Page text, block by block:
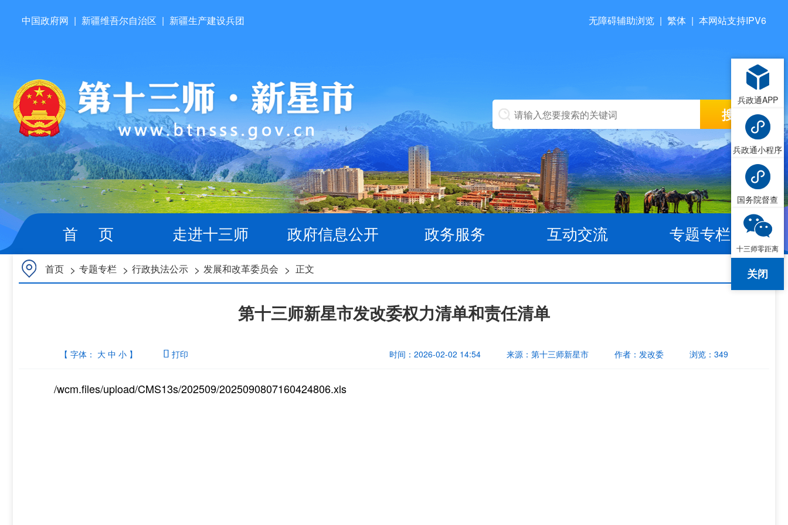
中国政府网 | 新疆维吾尔自治区 | 新疆生产建设兵团 无障碍辅助浏览 | 繁体 | 本网站支持IPV6
首 页 走进十三师 政府信息公开 政务服务 互动交流 专题专栏
首页 > 专题专栏 > 行政执法公示 > 发展和改革委员会 > 正文
第十三师新星市发改委权力清单和责任清单
【 字体： 大 中 小 】  打印 时间： 2026-02-02 14:54 来源： 第十三师新星市 作者： 发改委 浏览： 349
/wcm.files/upload/CMS13s/202509/2025090807160424806.xls
兵政通APP
兵政通小程序
国务院督查
十三师零距离
关闭